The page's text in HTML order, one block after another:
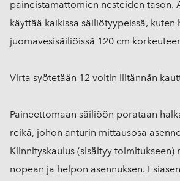
paineistamattomien nesteiden tason.
käyttää kaikissa säiliötyypeissä, kuten
juomavesisäiliöissä 120 cm
Virta syötetään 12 voltin liitännän
Paineettomaan säiliöön porataan
reikä, johon anturin mittausosa
Kiinnityskaulus (sisältyy toimitukseen)
nopean ja helpon asennuksen.